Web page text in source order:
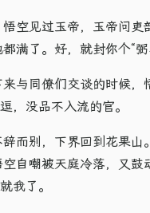
空见过玉帝，玉帝问吏
满了。好，就封你个“弼
与同僚们交谈的时候，
，没品不入流的官。
而别，下界回到花果山
自嘲被天庭冷落，又鼓
我了。